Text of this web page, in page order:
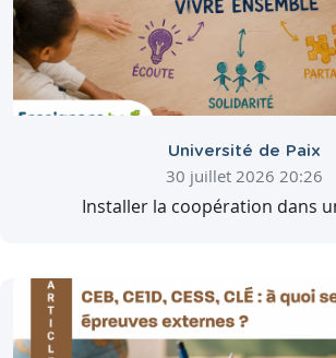
Université de Paix
30 juillet 2026 20:26
Installer la coopération dans